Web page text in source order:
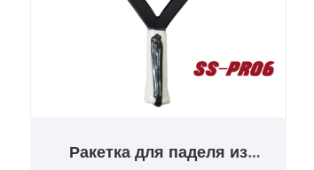
Ракетка для паделя из